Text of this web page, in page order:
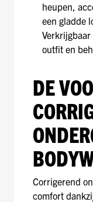
heupen,
een gladde
outfit en
DE
Corrigerend
comfort